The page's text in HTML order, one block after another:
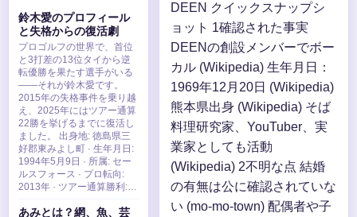
DEEN クイックスナップシ
ョット 1確認された事実
DEENの創設メンバーでボー
カル (Wikipedia) 生年月日：
1969年12月20日 (Wikipedia)
熊本県出身 (Wikipedia) そば
料理研究家、YouTuber、実
業家としても活動
(Wikipedia) 2不明な点 結婚
の有無は公に確認されていな
い (mo-mo-town) 配偶者や子
鈴木愛のプロフィール
と失格からの復活劇
プロゴルフの世界で、首位
と3打差の13位タイから逆
転優勝を果たす選手がいる
――それが鈴木愛です。
2015年の失格事件を乗り越
え、2025年にはツアー通算
22勝を挙げるまでに復活し
ました。 出身地: 徳島県三
好郡東みよし町 · 生年月日:
1994年5月9日 · 所属: セー
ルスフォース · プロ転向:
2013年 · ツアー通算勝利:…
あみとは？網、魚、芸